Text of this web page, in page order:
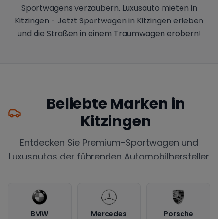
Sportwagens verzaubern. Luxusauto mieten in
Kitzingen - Jetzt Sportwagen in Kitzingen erleben
und die Straßen in einem Traumwagen erobern!
Beliebte Marken in
Kitzingen
Entdecken Sie Premium-Sportwagen und
Luxusautos der führenden Automobilhersteller
BMW Mercedes Porsche